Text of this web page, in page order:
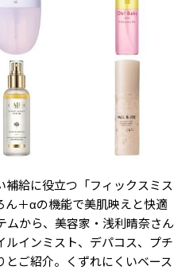
補給に役立つ「フィックスミス
ん＋αの機能で美肌映えと快適
ムから、美容家・浅利晴奈さん
インミスト、デパコス、プチ
ご紹介。くずれにくいベース